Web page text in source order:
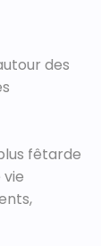
des
fêtarde